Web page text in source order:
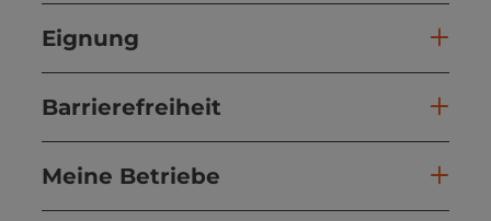
Eignung
Barrierefreiheit
Meine Betriebe